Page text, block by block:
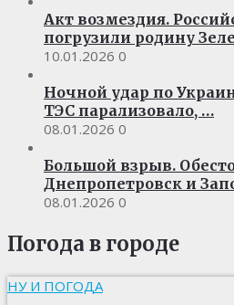
Акт возмездия.
погрузили родину
10.01.2026 0
Ночной удар по
ТЭС парализовало, …
08.01.2026 0
Большой взрыв.
Днепропетровск и
08.01.2026 0
Погода в городе
НУ И ПОГОДА